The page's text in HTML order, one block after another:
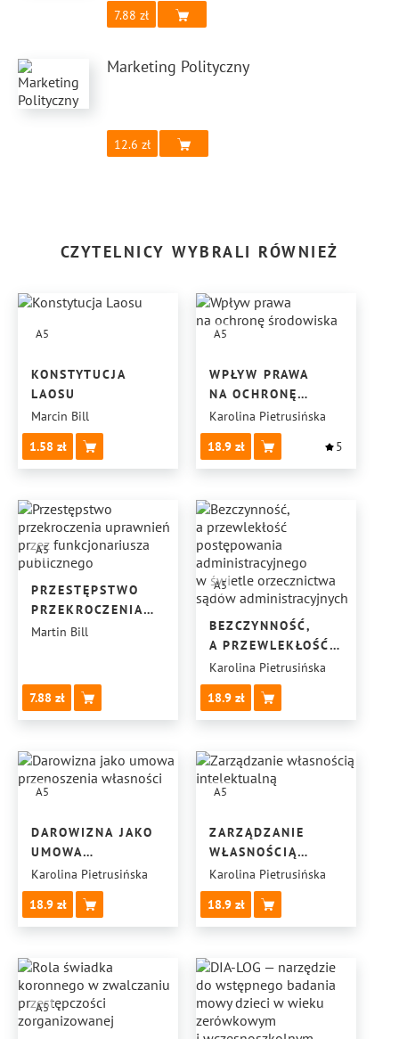
7.88
Marketing Polityczny
12.6
CZYTELNICY WYBRALI RÓWNIEŻ
A5
KONSTYTUCJA
LAOSU
Marcin Bill
1.58
A5
WPŁYW PRAWA
NA OCHRONĘ
ŚRODOWISKA
Karolina Pietrusińska
18.9
5
A5
PRZESTĘPSTWO
PRZEKROCZENIA
UPRAWNIEŃ PRZEZ
Martin Bill
7.88
A5
BEZCZYNNOŚĆ,
A PRZEWLEKŁOŚĆ
POSTĘPOWANIA
ADMINISTRACYJNEGO
W ŚWIETLE
ORZECZNICTWA
ADMINISTRACYJNYCH
Karolina Pietrusińska
18.9
A5
DAROWIZNA JAKO
UMOWA
PRZENOSZENIA
WŁASNOŚCI
Karolina Pietrusińska
18.9
A5
ZARZĄDZANIE
WŁASNOŚCIĄ
INTELEKTUALNĄ
Karolina Pietrusińska
18.9
A5